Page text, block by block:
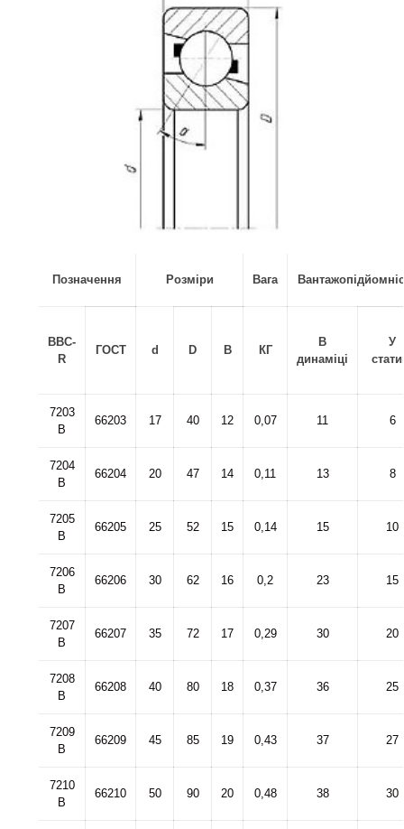
Позначення Розміри Вага
BBC-
R
ГОСТ d D B КГ
В
динаміці
У
7203
B
66203 17 40 12 0,07 11 6
7204
B
66204 20 47 14 0,11 13 8
7205
B
66205 25 52 15 0,14 15 10
7206
B
66206 30 62 16 0,2 23 15
7207
B
66207 35 72 17 0,29 30 20
7208
B
66208 40 80 18 0,37 36 25
7209
B
66209 45 85 19 0,43 37 27
7210
B
66210 50 90 20 0,48 38 30